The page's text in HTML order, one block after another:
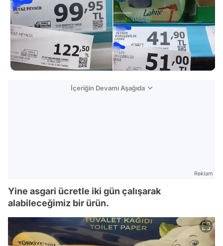
İçeriğin Devamı Aşağıda
Reklam
Yine asgari ücretle iki gün çalışarak
alabileceğimiz bir ürün.